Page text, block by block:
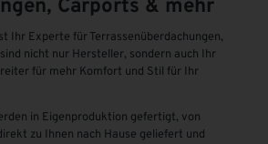
Carports & mehr
Ihr Experte für Terrassenüberdachungen,
nicht nur Hersteller, sondern auch Ihr
für mehr Komfort und Stil für Ihr
in Eigenproduktion gefertigt, von
zu Ihnen nach Hause geliefert und